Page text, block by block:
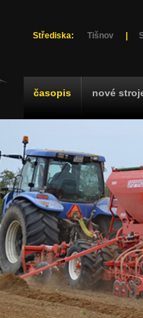
Střediska: Tišnov
časopis nové